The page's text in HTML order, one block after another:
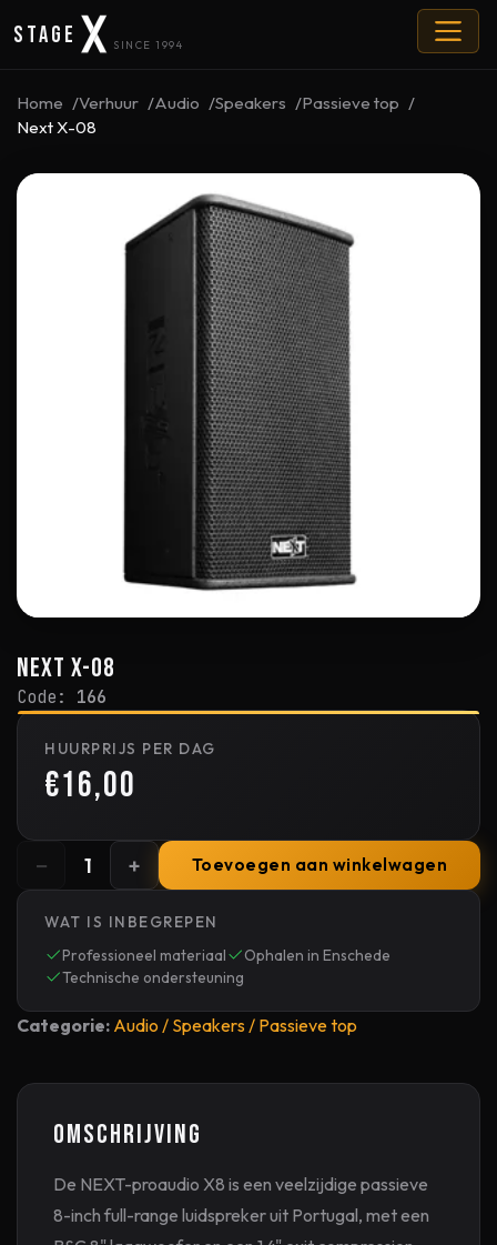
Stage SINCE 1994
Home Verhuur Audio Speakers
Passieve top
Next X-08
Next X-08
Code: 166
HUURPRIJS PER DAG
€16,00
− 1 + Toevoegen aan winkelwagen
WAT IS INBEGREPEN
Professioneel materiaal
Ophalen in Enschede
Technische ondersteuning
Categorie: Audio / Speakers / Passieve top
Omschrijving
De NEXT-proaudio X8 is een veelzijdige passieve
8-inch full-range luidspreker uit Portugal, met een